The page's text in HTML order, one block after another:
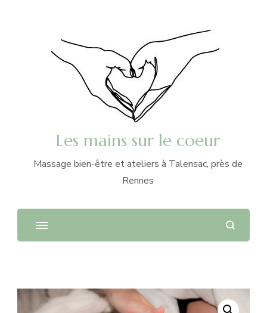
Les mains sur le coeur
Massage bien-être et ateliers à Talensac, près de
Rennes